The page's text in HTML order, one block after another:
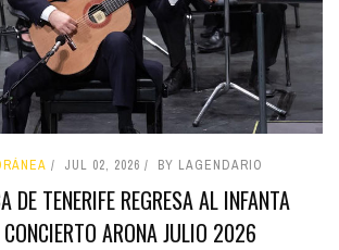
JUL 02, 2026 BY LAGENDARIO
DE TENERIFE REGRESA AL INFANTA
CONCIERTO ARONA JULIO 2026